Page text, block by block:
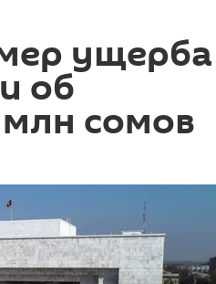
ущерба
об
сомов